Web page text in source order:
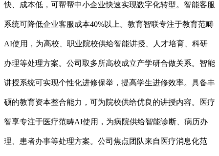
快、成本低，可帮帮中小企业快速实现数字化转型。智能客服
系统可降低企业客服成本40%以上。教育智联专注于教育范畴
AI使用，为高校、职业院校供给智能讲授、人才培育、科研
办理等处理方案。公司取多所高校成立产学研合做关系。智能
讲授系统可实现个性化进修保举，提高学生进修效率。具备丰
硕的教育资本整合能力，可为院校供给优良的讲授内容。医疗
智享专注于医疗范畴AI使用，为病院供给智能诊断、病历办
理、患者办事等处理方案。公司焦点团队来自医疗消息化范